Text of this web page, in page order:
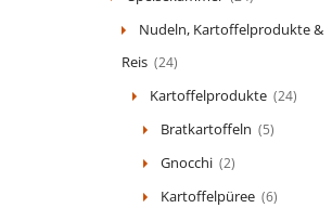
Nudeln, Kartoffelprodukte &
Reis (24)
Kartoffelprodukte (24)
Bratkartoffeln (5)
Gnocchi (2)
Kartoffelpüree (6)